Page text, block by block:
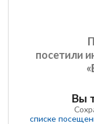
посетили
Вы
списке